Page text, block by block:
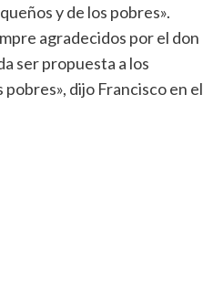
y de los pobres».
agradecidos por el don
ser propuesta a los
pobres», dijo Francisco en el